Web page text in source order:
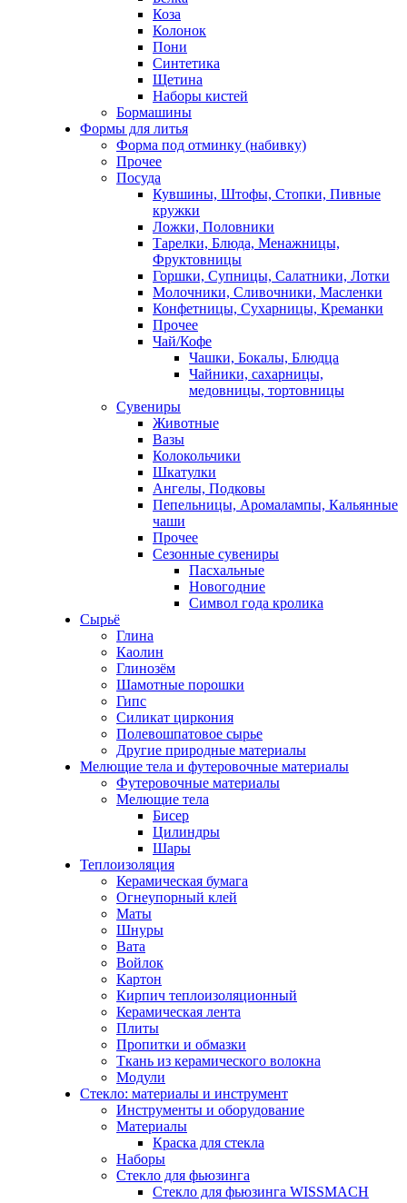
Коза
Колонок
Пони
Синтетика
Щетина
Наборы кистей
Бормашины
Формы для литья
Форма под отминку (набивку)
Прочее
Посуда
Кувшины, Штофы, Стопки, Пивные
кружки
Ложки, Половники
Тарелки, Блюда, Менажницы,
Фруктовницы
Горшки, Супницы, Салатники, Лотки
Молочники, Сливочники, Масленки
Конфетницы, Сухарницы, Креманки
Прочее
Чай/Кофе
Чашки, Бокалы, Блюдца
Чайники, сахарницы,
медовницы, тортовницы
Сувениры
Животные
Вазы
Колокольчики
Шкатулки
Ангелы, Подковы
Пепельницы, Аромалампы, Кальянные
чаши
Прочее
Сезонные сувениры
Пасхальные
Новогодние
Символ года кролика
Сырьё
Глина
Каолин
Глинозём
Шамотные порошки
Гипс
Силикат циркония
Полевошпатовое сырье
Другие природные материалы
Мелющие тела и футеровочные материалы
Футеровочные материалы
Мелющие тела
Бисер
Цилиндры
Шары
Теплоизоляция
Керамическая бумага
Огнеупорный клей
Маты
Шнуры
Вата
Войлок
Картон
Кирпич теплоизоляционный
Керамическая лента
Плиты
Пропитки и обмазки
Ткань из керамического волокна
Модули
Стекло: материалы и инструмент
Инструменты и оборудование
Материалы
Краска для стекла
Наборы
Стекло для фьюзинга
Стекло для фьюзинга WISSMACH